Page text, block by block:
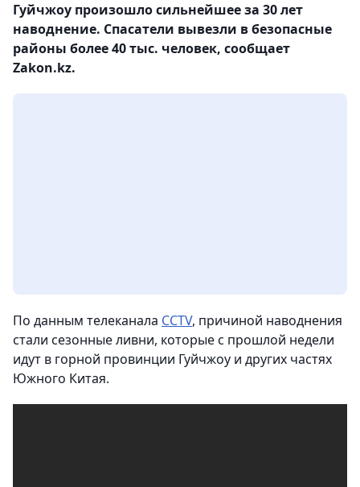
Гуйчжоу произошло сильнейшее за 30 лет
наводнение. Спасатели вывезли в безопасные
районы более 40 тыс. человек, сообщает
Zakon.kz.
По данным телеканала CCTV, причиной наводнения
стали сезонные ливни, которые с прошлой недели
идут в горной провинции Гуйчжоу и других частях
Южного Китая.